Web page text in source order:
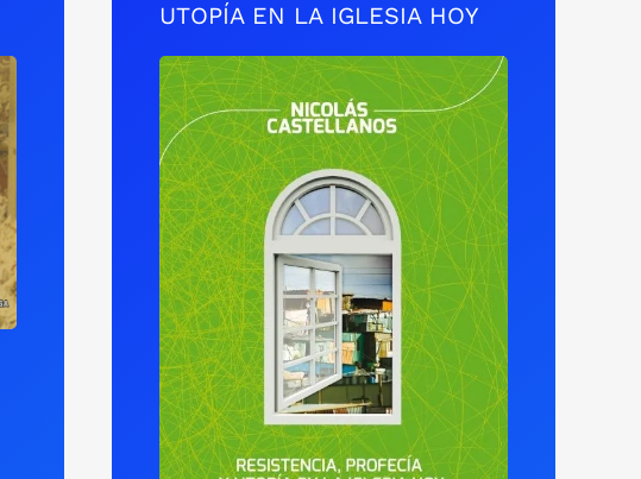
UTOPÍA EN LA IGLESIA HOY